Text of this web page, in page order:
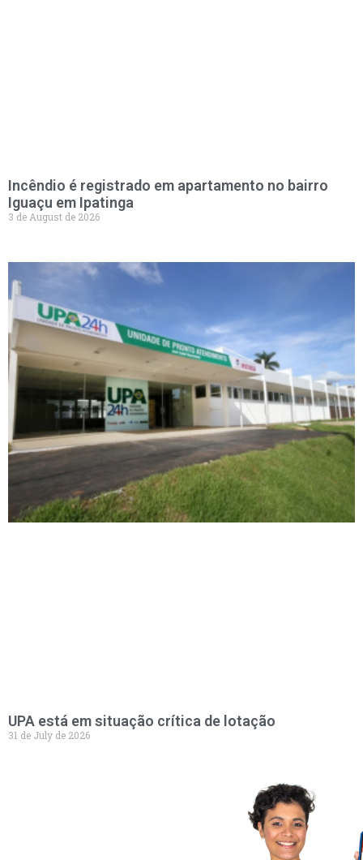
Incêndio é registrado em apartamento no bairro
Iguaçu em Ipatinga
3 de August de 2026
UPA está em situação crítica de lotação
31 de July de 2026